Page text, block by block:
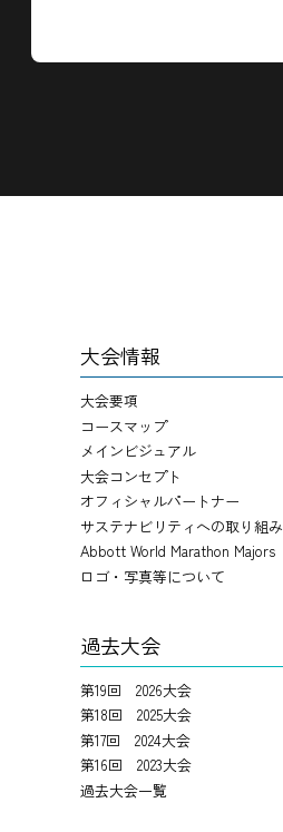
大会情報
大会要項
コースマップ
メインビジュアル
大会コンセプト
オフィシャルパートナー
サステナビリティへの取り組み
Abbott World Marathon Majors
ロゴ・写真等について
過去大会
第19回 2026大会
第18回 2025大会
第17回 2024大会
第16回 2023大会
過去大会一覧